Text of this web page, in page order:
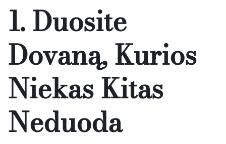
1. Duosite
Dovaną, Kurios
Niekas Kitas
Neduoda